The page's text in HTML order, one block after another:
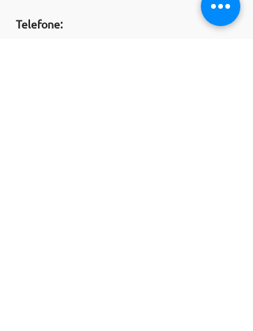
Telefone: